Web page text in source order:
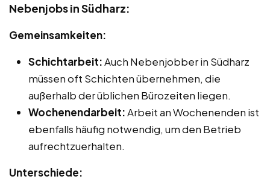
Nebenjobs in Südharz:
Gemeinsamkeiten:
Schichtarbeit:Auch Nebenjobber in Südharz
müssen oft Schichten übernehmen, die
außerhalb der üblichen Bürozeiten liegen.
Wochenendarbeit:Arbeit an Wochenenden ist
ebenfalls häufig notwendig, um den Betrieb
aufrechtzuerhalten.
Unterschiede: